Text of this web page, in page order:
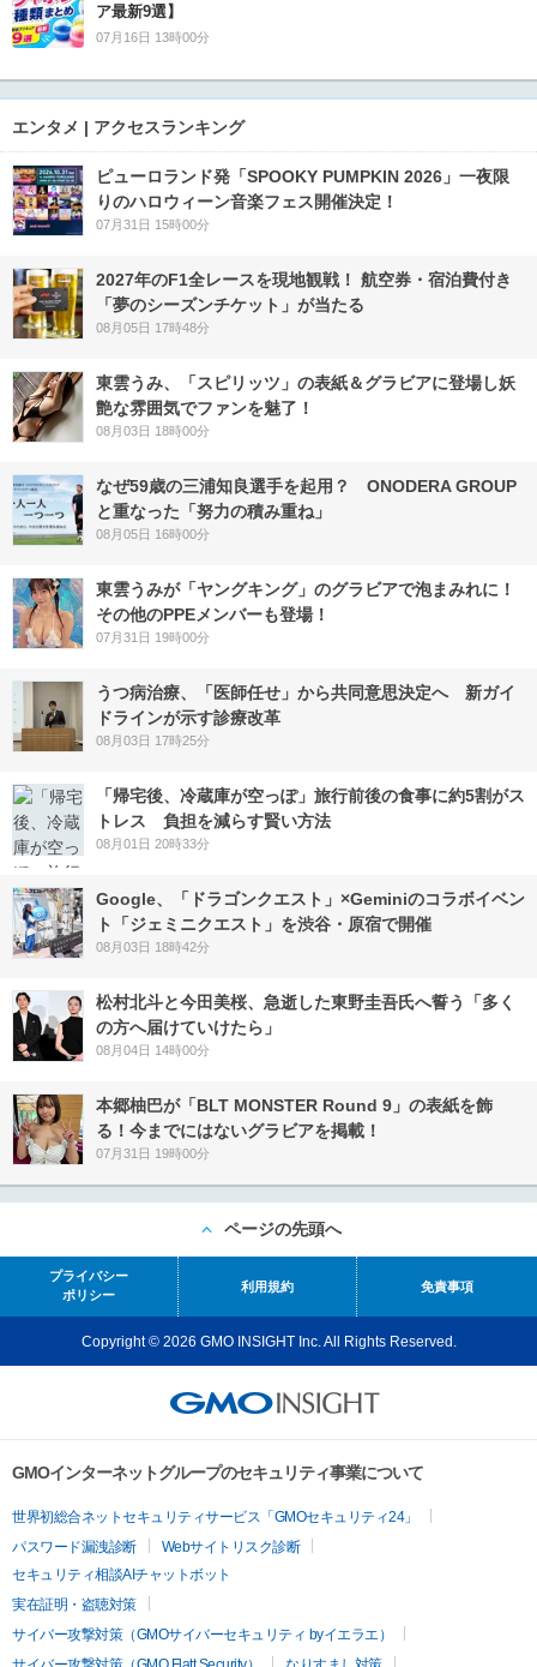
ア最新9選】
07月16日 13時00分
エンタメ | アクセスランキング
ピューロランド発「SPOOKY PUMPKIN 2026」一夜限
りのハロウィーン音楽フェス開催決定！
07月31日 15時00分
2027年のF1全レースを現地観戦！ 航空券・宿泊費付き
「夢のシーズンチケット」が当たる
08月05日 17時48分
東雲うみ、「スピリッツ」の表紙＆グラビアに登場し妖
艶な雰囲気でファンを魅了！
08月03日 18時00分
なぜ59歳の三浦知良選手を起用？ ONODERA GROUP
と重なった「努力の積み重ね」
08月05日 16時00分
東雲うみが「ヤングキング」のグラビアで泡まみれに！
その他のPPEメンバーも登場！
07月31日 19時00分
うつ病治療、「医師任せ」から共同意思決定へ 新ガイ
ドラインが示す診療改革
08月03日 17時25分
「帰宅後、冷蔵庫が空っぽ」旅行前後の食事に約5割がス
トレス 負担を減らす賢い方法
08月01日 20時33分
Google、「ドラゴンクエスト」×Geminiのコラボイベン
ト「ジェミニクエスト」を渋谷・原宿で開催
08月03日 18時42分
松村北斗と今田美桜、急逝した東野圭吾氏へ誓う「多く
の方へ届けていけたら」
08月04日 14時00分
本郷柚巴が「BLT MONSTER Round 9」の表紙を飾
る！今までにはないグラビアを掲載！
07月31日 19時00分
ページの先頭へ
プライバシー
ポリシー
利用規約 免責事項
Copyright © 2026 GMO INSIGHT Inc. All Rights Reserved.
GMOインターネットグループのセキュリティ事業について
世界初総合ネットセキュリティサービス「GMOセキュリティ24」
パスワード漏洩診断
Webサイトリスク診断
セキュリティ相談AIチャットボット
実在証明・盗聴対策
サイバー攻撃対策（GMOサイバーセキュリティ byイエラエ）